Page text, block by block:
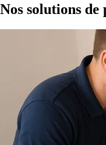
Nos solutions